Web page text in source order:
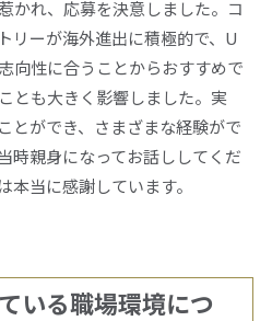
かれ、応募を決意しました。コ
リーが海外進出に積極的で、U
向性に合うことからおすすめで
とも大きく影響しました。実
とができ、さまざまな経験がで
時親身になってお話ししてくだ
本当に感謝しています。
いる職場環境につ